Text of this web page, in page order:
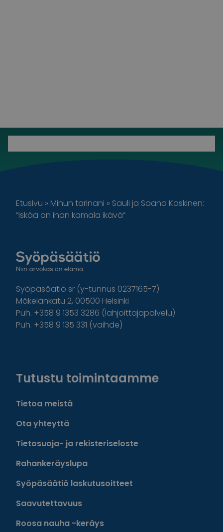
Etusivu » Minun tarinani » Sauli ja Saana Koskinen:
”Iskää on ihan kamala ikävä”
Syöpäsäätiö sr (y-tunnus 0237165-7)
Mäkelänkatu 2, 00500 Helsinki
Puh. +358 9 1353 3286 (lahjoittajapalvelu)
Puh. +358 9 135 331 (vaihde)
Tutustu toimintaamme
Tietoa meistä
Ota yhteyttä
Tietosuoja- ja rekisteriseloste
Rahankeräyslupa
Syöpäsäätiö laskutusoitteet
Saavutettavuus
Roosa nauha -keräys